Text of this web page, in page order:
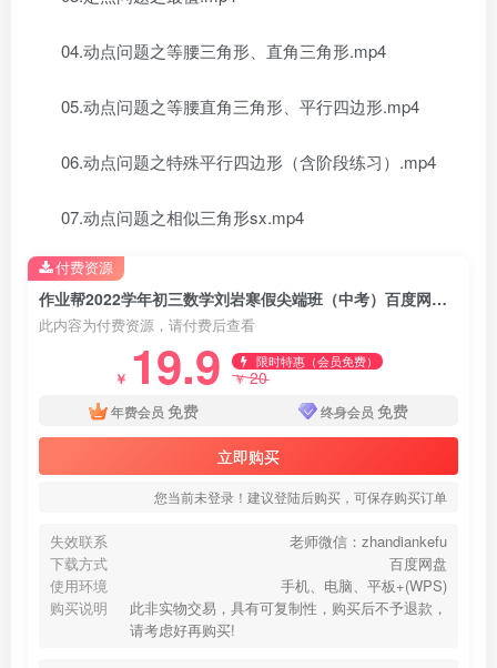
04.动点问题之等腰三角形、直角三角形.mp4
05.动点问题之等腰直角三角形、平行四边形.mp4
06.动点问题之特殊平行四边形（含阶段练习）.mp4
07.动点问题之相似三角形sx.mp4
作业帮2022学年初三数学刘岩寒假尖端班（中考）百度网盘分享下载
此内容为付费资源，请付费后查看
￥ 19.9 限时特惠（会员免费）
￥20
年费会员 免费 终身会员 免费
立即购买
您当前未登录！建议登陆后购买，可保存购买订单
失效联系
老师微信：zhandiankefu
下载方式
百度网盘
使用环境
手机、电脑、平板+(WPS)
购买说明
此非实物交易，具有可复制性，购买后不予退款，
请考虑好再购买!
付费资源